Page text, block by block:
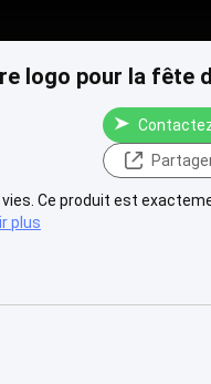
logo pour la fête
Ce produit est
plus